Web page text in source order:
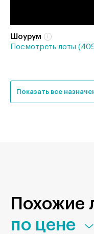
Шоурум
Посмотреть лоты
Показать все
Похожие
по цене